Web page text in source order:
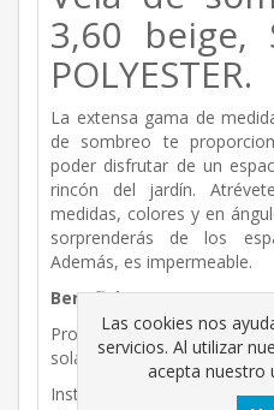
3,60 beige,
POLYESTER.
La extensa gama de
de sombreo te
poder disfrutar de un
rincón del jardín.
medidas, colores y en
sorprenderás de los
Además, es impermeable.
Beneficios:
Protege del sol ayudando a
solar y bajando la
Instalación fácil y sencilla:
Las cookies nos
servicios. Al utilizar
acepta nuestro